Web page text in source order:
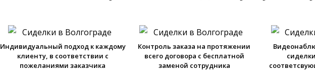
Индивидуальный подход к каждому
клиенту, в соответствии с
пожеланиями заказчика
Контроль заказа на протяжении
всего договора с бесплатной
заменой сотрудника